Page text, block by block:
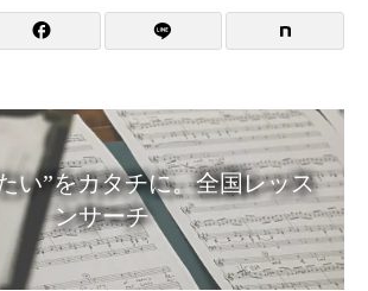
い”をカタチに。全国レッス
ンサーチ